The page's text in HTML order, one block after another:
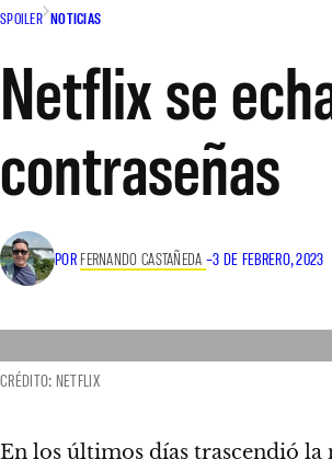
SPOILER NOTICIAS
Netflix se
contraseñas
POR FERNANDO CASTAÑEDA –3 DE FEBRERO, 2023
CRÉDITO: NETFLIX
En los últimos días trascendió la